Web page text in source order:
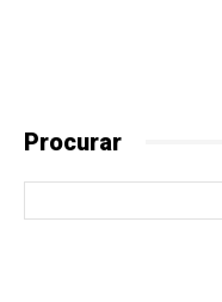
Procurar